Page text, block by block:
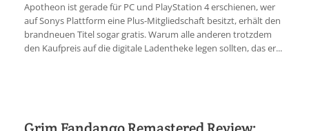
Jobs
Apotheon ist gerade für PC und PlayStation 4 erschienen, wer
auf Sonys Plattform eine Plus-Mitgliedschaft besitzt, erhält den
brandneuen Titel sogar gratis. Warum alle anderen trotzdem
den Kaufpreis auf die digitale Ladentheke legen sollten, das er...